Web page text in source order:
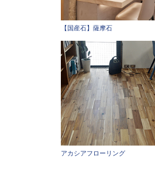
【国産石】薩摩石
アカシアフローリング